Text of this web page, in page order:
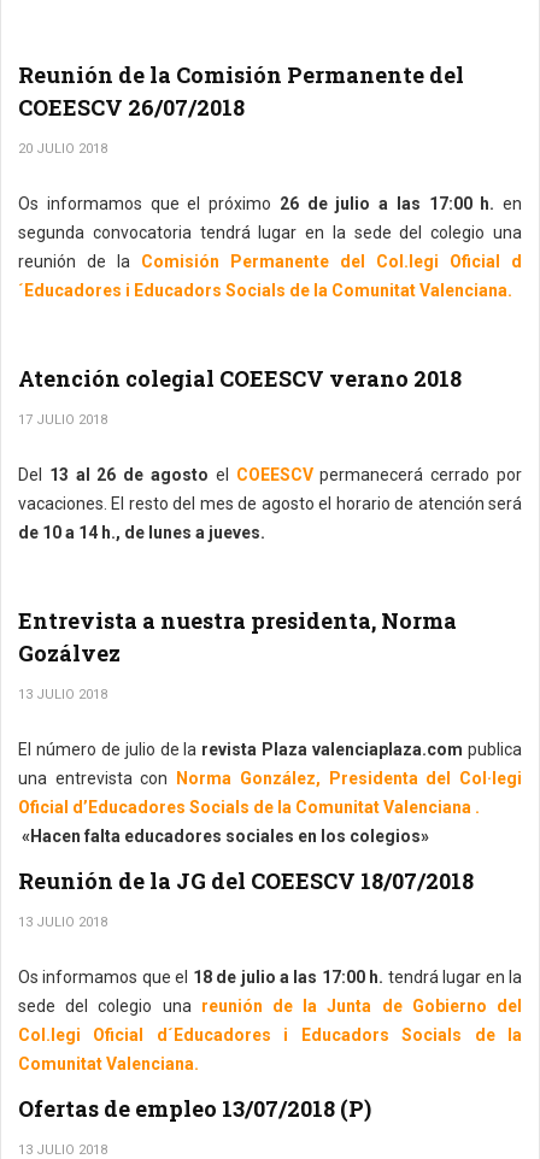
Reunión de la Comisión Permanente del
COEESCV 26/07/2018
20 JULIO 2018
Os informamos que el próximo 26 de julio a las 17:00 h. en
segunda convocatoria tendrá lugar en la sede del colegio una
reunión de la
Comisión Permanente del Col.legi Oficial d
´Educadores i Educadors Socials de la Comunitat Valenciana.
Atención colegial COEESCV verano 2018
17 JULIO 2018
Del 13 al 26 de agosto el COEESCVpermanecerá cerrado por
vacaciones. El resto del mes de agosto el horario de atención será
de 10 a 14 h., de lunes a jueves.
Entrevista a nuestra presidenta, Norma
Gozálvez
13 JULIO 2018
El número de julio de la revista Plaza valenciaplaza.com publica
una entrevista con
Norma González, Presidenta del Col·legi
Oficial d’Educadores Socials de la Comunitat Valenciana .
«Hacen falta educadores sociales en los colegios»
Reunión de la JG del COEESCV 18/07/2018
13 JULIO 2018
Os informamos que el 18 de julio a las 17:00 h. tendrá lugar en la
sede del colegio una reunión de la Junta de Gobierno del
Col.legi Oficial d´Educadores i Educadors Socials de la
Comunitat Valenciana.
Ofertas de empleo 13/07/2018 (P)
13 JULIO 2018